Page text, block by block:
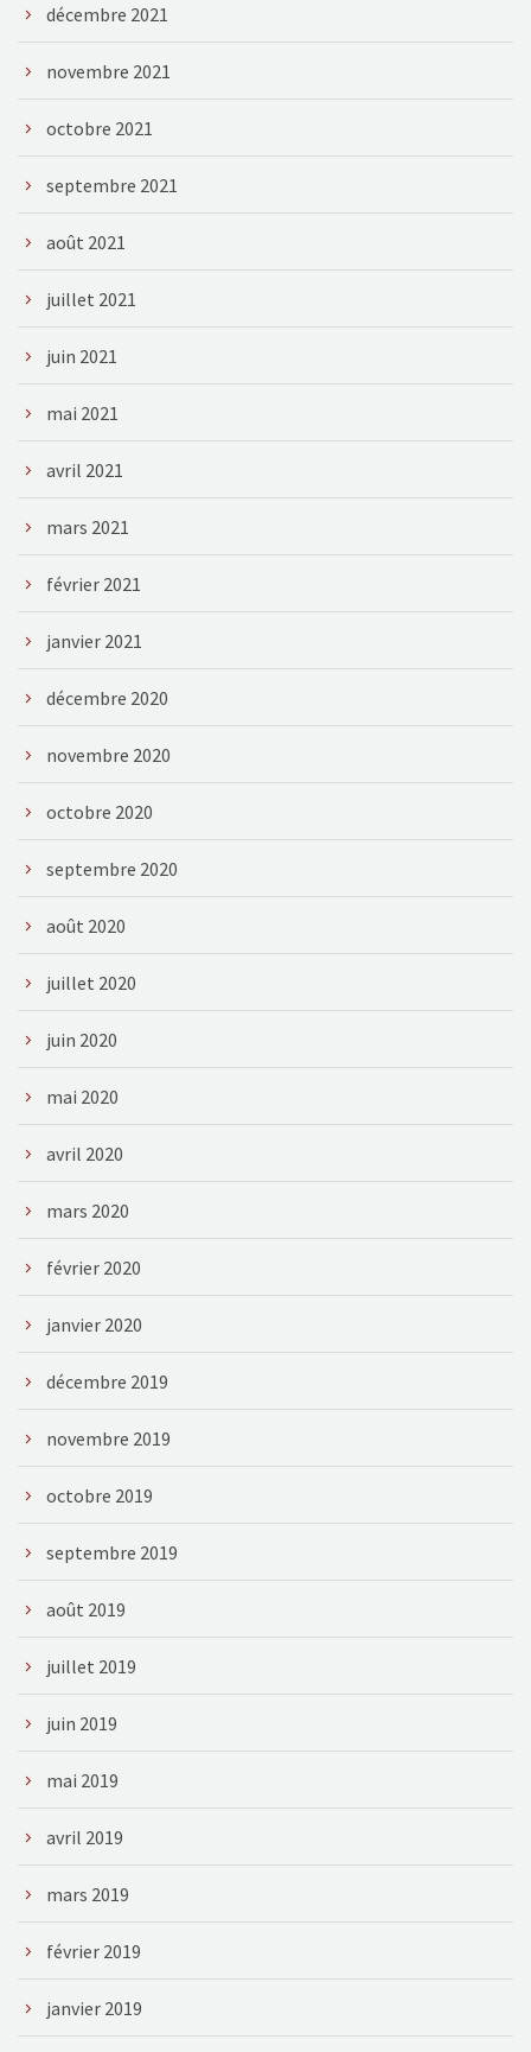
décembre 2021
novembre 2021
octobre 2021
septembre 2021
août 2021
juillet 2021
juin 2021
mai 2021
avril 2021
mars 2021
février 2021
janvier 2021
décembre 2020
novembre 2020
octobre 2020
septembre 2020
août 2020
juillet 2020
juin 2020
mai 2020
avril 2020
mars 2020
février 2020
janvier 2020
décembre 2019
novembre 2019
octobre 2019
septembre 2019
août 2019
juillet 2019
juin 2019
mai 2019
avril 2019
mars 2019
février 2019
janvier 2019